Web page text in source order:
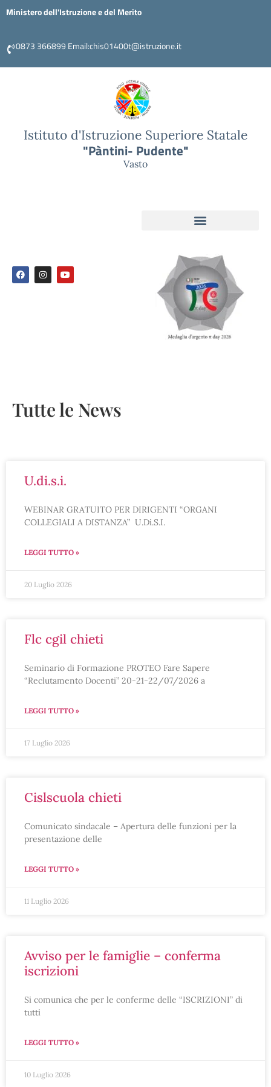
Ministero dell'Istruzione e del Merito
0873 366899 Email:chis01400t@istruzione.it
Istituto d'Istruzione Superiore Statale
"Pàntini- Pudente"
Vasto
Tutte le News
u.di.s.i.
WEBINAR GRATUITO PER DIRIGENTI “ORGANI
COLLEGIALI A DISTANZA” U.Di.S.I.
LEGGI TUTTO »
20 Luglio 2026
flc cgil chieti
Seminario di Formazione PROTEO Fare Sapere
“Reclutamento Docenti” 20-21-22/07/2026 a
LEGGI TUTTO »
17 Luglio 2026
cislscuola chieti
Comunicato sindacale – Apertura delle funzioni per la
presentazione delle
LEGGI TUTTO »
11 Luglio 2026
avviso per le famiglie – conferma
iscrizioni
Si comunica che per le conferme delle “ISCRIZIONI” di
tutti
LEGGI TUTTO »
10 Luglio 2026